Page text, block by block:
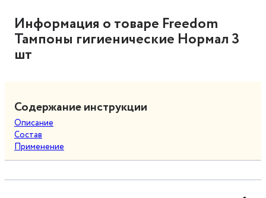
Информация о товаре Freedom
Тампоны гигиенические Нормал 3
шт
Содержание инструкции
Описание
Состав
Применение